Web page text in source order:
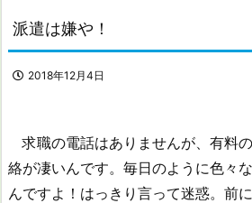
派遣は嫌や！
2018年12月4日
求職の電話はありませんが、有料
絡が凄いんです。毎日のように色々
んですよ！はっきり言って迷惑。前